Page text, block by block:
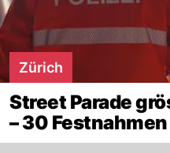
Zürich
Street Parade
– 30 Festnahmen